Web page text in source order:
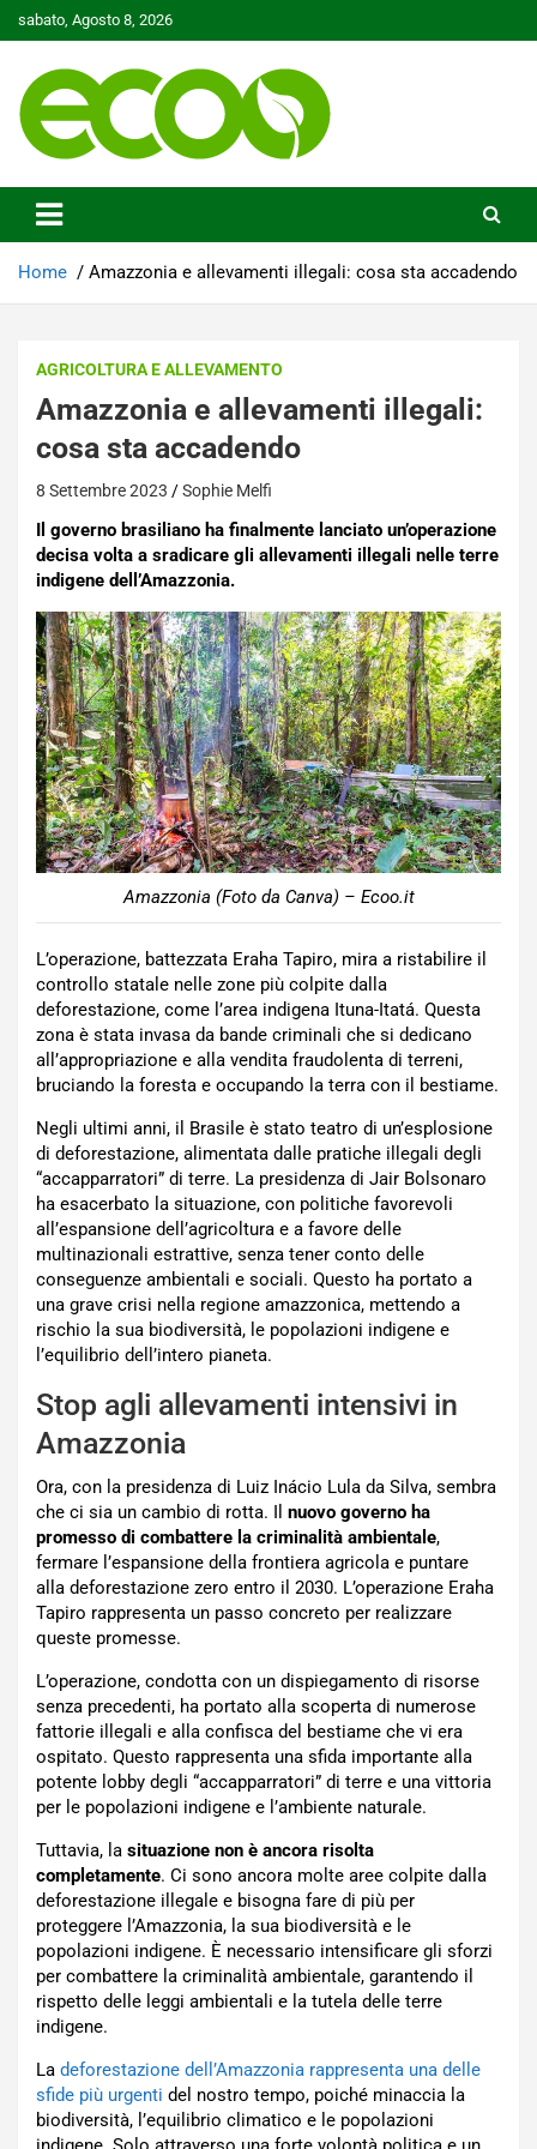
to
sabato, Agosto 8, 2026
Ecoo.it
Home Amazzonia e allevamenti illegali: cosa sta accadendo
AGRICOLTURA E ALLEVAMENTO
Amazzonia e allevamenti illegali:
cosa sta accadendo
8 Settembre 2023 Sophie Melfi
Il governo brasiliano ha finalmente lanciato un’operazione
decisa volta a sradicare gli allevamenti illegali nelle terre
indigene dell’Amazzonia.
Amazzonia (Foto da Canva) – Ecoo.it
L’operazione, battezzata Eraha Tapiro, mira a ristabilire il
controllo statale nelle zone più colpite dalla
deforestazione, come l’area indigena Ituna-Itatá. Questa
zona è stata invasa da bande criminali che si dedicano
all’appropriazione e alla vendita fraudolenta di terreni,
bruciando la foresta e occupando la terra con il bestiame.
Negli ultimi anni, il Brasile è stato teatro di un’esplosione
di deforestazione, alimentata dalle pratiche illegali degli
“accapparratori” di terre. La presidenza di Jair Bolsonaro
ha esacerbato la situazione, con politiche favorevoli
all’espansione dell’agricoltura e a favore delle
multinazionali estrattive, senza tener conto delle
conseguenze ambientali e sociali. Questo ha portato a
una grave crisi nella regione amazzonica, mettendo a
rischio la sua biodiversità, le popolazioni indigene e
l’equilibrio dell’intero pianeta.
Stop agli allevamenti intensivi in
Amazzonia
Ora, con la presidenza di Luiz Inácio Lula da Silva, sembra
che ci sia un cambio di rotta. Il nuovo governo ha
promesso di combattere la criminalità ambientale,
fermare l’espansione della frontiera agricola e puntare
alla deforestazione zero entro il 2030. L’operazione Eraha
Tapiro rappresenta un passo concreto per realizzare
queste promesse.
L’operazione, condotta con un dispiegamento di risorse
senza precedenti, ha portato alla scoperta di numerose
fattorie illegali e alla confisca del bestiame che vi era
ospitato. Questo rappresenta una sfida importante alla
potente lobby degli “accapparratori” di terre e una vittoria
per le popolazioni indigene e l’ambiente naturale.
Tuttavia, la situazione non è ancora risolta
completamente. Ci sono ancora molte aree colpite dalla
deforestazione illegale e bisogna fare di più per
proteggere l’Amazzonia, la sua biodiversità e le
popolazioni indigene. È necessario intensificare gli sforzi
per combattere la criminalità ambientale, garantendo il
rispetto delle leggi ambientali e la tutela delle terre
indigene.
La deforestazione dell’Amazzonia rappresenta una delle
sfide più urgenti del nostro tempo, poiché minaccia la
biodiversità, l’equilibrio climatico e le popolazioni